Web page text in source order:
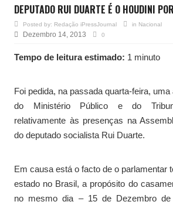
DEPUTADO RUI DUARTE É O HOUDINI
Posted by: Redação iPressJournal in Nacional
Dezembro 14, 2013 0
Tempo de leitura estimado: 1 minuto
Foi pedida, na passada quarta-feira,
do Ministério Público e do
relativamente às presenças na
do deputado socialista Rui Duarte.
Em causa está o facto de o parlamentar
estado no Brasil, a propósito do
no mesmo dia – 15 de Dezembro